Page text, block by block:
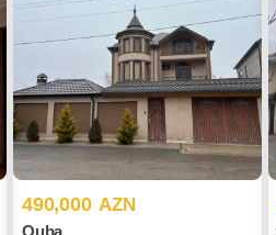
490,000 AZN
Quba